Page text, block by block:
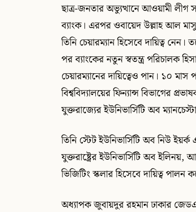
ছাত্র-জনতার অভ্যুত্থানে আওয়ামী লীগ
ব্যাংক। এরপর ওবায়েদ উল্লাহ আল
তিনি চেয়ারম্যান হিসেবে দায়িত্ব
পর ব্যাংকের নতুন স্বতন্ত্র পরিচালক
চেয়ারম্যানের দায়িত্বেও পান। ১০
বিশ্ববিদ্যালয়ের ফিন্যান্স বিভাগের
যুক্তরাজ্যের ইউনিভার্সিটি অব
তিনি স্টেট ইউনিভার্সিটি অব নিউ
যুক্তরাষ্ট্রের ইউনিভার্সিটি অব ইলিনয়,
ভিজিটিং স্কলার হিসেবে দায়িত্ব পালন
অধ্যাপক জুবায়দুর রহমান ঢাকার